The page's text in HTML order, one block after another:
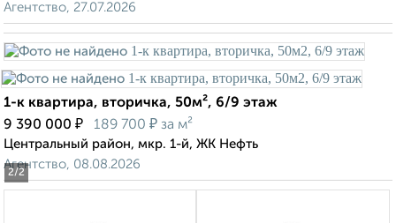
Агентство, 27.07.2026
2/2
1-к квартира, вторичка, 50м², 6/9 этаж
9 390 000 ₽ 189 700 ₽ за м²
Центральный район, мкр. 1-й, ЖК Нефть
Агентство, 08.08.2026